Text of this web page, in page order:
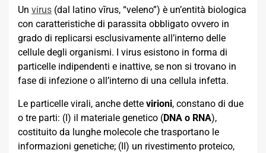
Un virus (dal latino vīrus, “veleno”) è un’entità biologica
con caratteristiche di parassita obbligato ovvero in
grado di replicarsi esclusivamente all’interno delle
cellule degli organismi. I virus esistono in forma di
particelle indipendenti e inattive, se non si trovano in
fase di infezione o all’interno di una cellula infetta.
Le particelle virali, anche dette virioni, constano di due
o tre parti: (I) il materiale genetico (DNA o RNA),
costituito da lunghe molecole che trasportano le
informazioni genetiche; (II) un rivestimento proteico,